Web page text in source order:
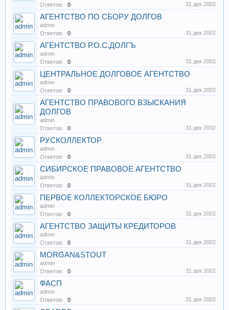
Ответов:
0 31 дек 2002
АГЕНТСТВО ПО СБОРУ ДОЛГОВ
admin
Ответов:
0 31 дек 2002
АГЕНТСТВО Р.О.С.ДОЛГЪ
admin
Ответов:
0 31 дек 2002
ЦЕНТРАЛЬНОЕ ДОЛГОВОЕ АГЕНТСТВО
admin
Ответов:
0 31 дек 2002
АГЕНТСТВО ПРАВОВОГО ВЗЫСКАНИЯ
ДОЛГОВ
admin
Ответов:
0 31 дек 2002
РУСКОЛЛЕКТОР
admin
Ответов:
0 31 дек 2002
СИБИРСКОЕ ПРАВОВОЕ АГЕНТСТВО
admin
Ответов:
0 31 дек 2002
ПЕРВОЕ КОЛЛЕКТОРСКОЕ БЮРО
admin
Ответов:
0 31 дек 2002
АГЕНТСТВО ЗАЩИТЫ КРЕДИТОРОВ
admin
Ответов:
0 31 дек 2002
MORGAN&STOUT
admin
Ответов:
0 31 дек 2002
ФАСП
admin
Ответов:
0 31 дек 2002